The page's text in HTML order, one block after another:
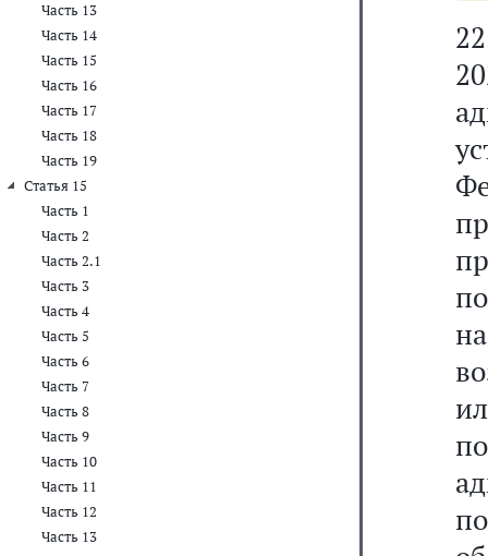
Часть 13
Часть 14
Часть 15
Часть 16
Часть 17
Часть 18
Часть 19
Статья 15
Часть 1
Часть 2
Часть 2.1
Часть 3
Часть 4
Часть 5
Часть 6
Часть 7
Часть 8
Часть 9
Часть 10
Часть 11
Часть 12
Часть 13